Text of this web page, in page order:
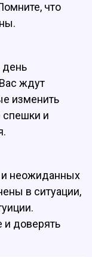
что
день
ждут
изменить
спешки и
неожиданных
в ситуации,
и доверять